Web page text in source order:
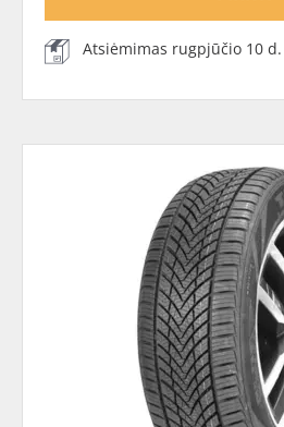
Atsiėmimas rugpjūčio 10 d.